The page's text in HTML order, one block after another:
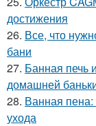
достижения
26. Все, что
бани
27. Банная печь
домашней
28. Ванная
ухода